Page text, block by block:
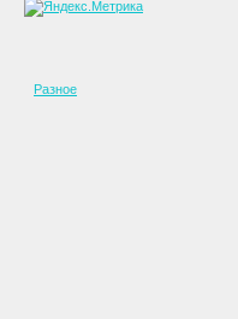
Разное